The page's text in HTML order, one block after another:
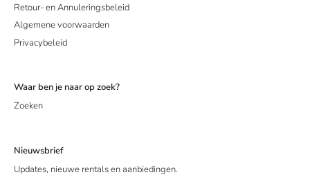
Retour- en Annuleringsbeleid
Algemene voorwaarden
Privacybeleid
Waar ben je naar op zoek?
Zoeken
Nieuwsbrief
Updates, nieuwe rentals en aanbiedingen.